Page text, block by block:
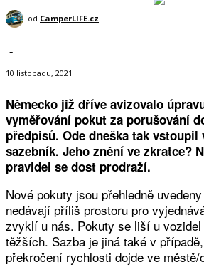
od CamperLIFE.cz
-
10 listopadu, 2021
Německo již dříve avizovalo
vyměřování pokut za porušování
předpisů. Ode dneška tak
sazebník. Jeho znění ve zkratce?
pravidel se dost prodraží.
Nové pokuty jsou přehledně
nedávají příliš prostoru pro
zvyklí u nás. Pokuty se liší u
těžších. Sazba je jiná také v
překročení rychlosti dojde ve městě/